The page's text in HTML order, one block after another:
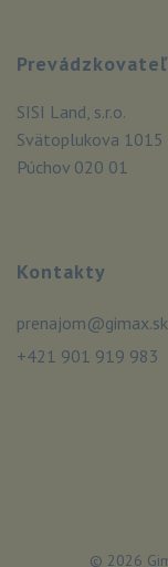
Prevádzkovateľ
SISI Land, s.r.o.
Svätoplukova 1015
Púchov 020 01
Kontakty
prenajom@gimax.sk
+421 901 919 983
© 2026